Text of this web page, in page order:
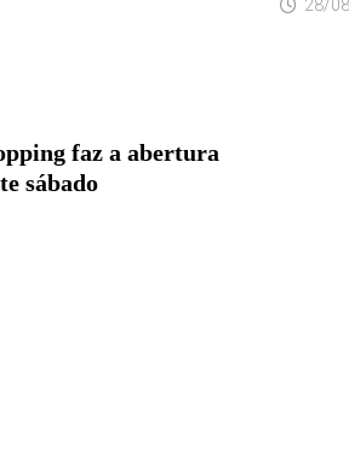
faz a abertura
sábado
28/